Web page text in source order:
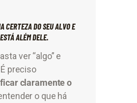
CERTEZA DO SEU ALVO E
ALÉM DELE.
ver “algo” e
preciso
claramente o
o que há